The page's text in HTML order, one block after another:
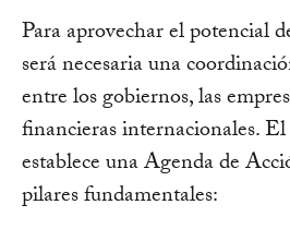
Para aprovechar el potencial
será necesaria una
entre los gobiernos, las
financieras internacionales.
establece una Agenda de
pilares fundamentales: